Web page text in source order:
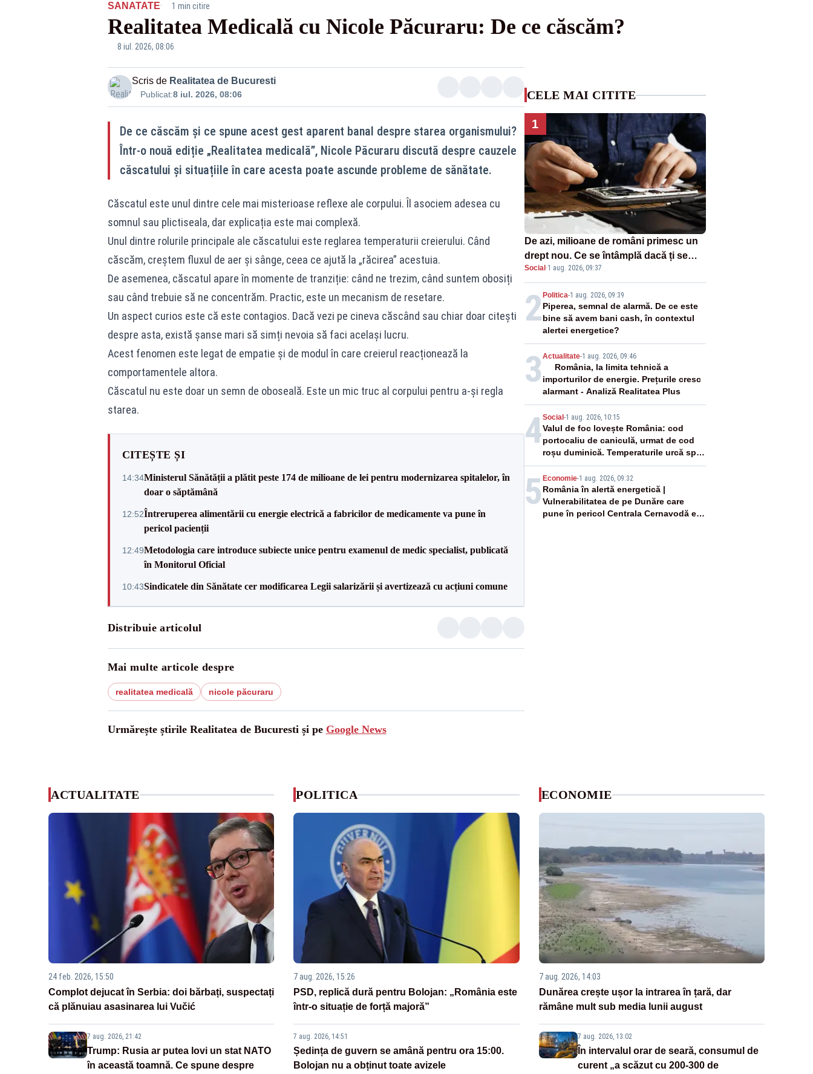
SANATATE· 1 min citire
Realitatea Medicală cu Nicole Păcuraru: De ce căscăm?
8 iul. 2026, 08:06
Scris de Realitatea de Bucuresti
Publicat:8 iul. 2026, 08:06
De ce căscăm și ce spune acest gest aparent banal despre starea organismului?
Într-o nouă ediție „Realitatea medicală”, Nicole Păcuraru discută despre cauzele
căscatului și situațiile în care acesta poate ascunde probleme de sănătate.
Căscatul este unul dintre cele mai misterioase reflexe ale corpului. Îl asociem adesea cu
somnul sau plictiseala, dar explicația este mai complexă.
Unul dintre rolurile principale ale căscatului este reglarea temperaturii creierului. Când
căscăm, creștem fluxul de aer și sânge, ceea ce ajută la „răcirea” acestuia.
De asemenea, căscatul apare în momente de tranziție: când ne trezim, când suntem obosiți
sau când trebuie să ne concentrăm. Practic, este un mecanism de resetare.
Un aspect curios este că este contagios. Dacă vezi pe cineva căscând sau chiar doar citești
despre asta, există șanse mari să simți nevoia să faci același lucru.
Acest fenomen este legat de empatie și de modul în care creierul reacționează la
comportamentele altora.
Căscatul nu este doar un semn de oboseală. Este un mic truc al corpului pentru a-și regla
starea.
CITEȘTE ȘI
14:34Ministerul Sănătății a plătit peste 174 de milioane de lei pentru modernizarea spitalelor, în
doar o săptămână
12:52Întreruperea alimentării cu energie electrică a fabricilor de medicamente va pune în
pericol pacienții
12:49Metodologia care introduce subiecte unice pentru examenul de medic specialist, publicată
în Monitorul Oficial
10:43Sindicatele din Sănătate cer modificarea Legii salarizării și avertizează cu acțiuni comune
Distribuie articolul
Mai multe articole despre
realitatea medicală nicole păcuraru
Urmărește știrile Realitatea de Bucuresti și pe Google News
CELE MAI CITITE
1
De azi, milioane de români primesc un
drept nou. Ce se întâmplă dacă ți se
strică un produs
Social ·1 aug. 2026, 09:37
2 Politica-1 aug. 2026, 09:39
Piperea, semnal de alarmă. De ce este
bine să avem bani cash, în contextul
alertei energetice?
3 Actualitate-1 aug. 2026, 09:46
România, la limita tehnică a
importurilor de energie. Prețurile cresc
alarmant - Analiză Realitatea Plus
4Social -1 aug. 2026, 10:15
Valul de foc lovește România: cod
portocaliu de caniculă, urmat de cod
roșu duminică. Temperaturile urcă spre
40°C
5 Economie-1 aug. 2026, 09:32
România în alertă energetică |
Vulnerabilitatea de pe Dunăre care
pune în pericol Centrala Cernavodă era
ACTUALITATE
24 feb. 2026, 15:50
Complot dejucat în Serbia: doi bărbați, suspectați
că plănuiau asasinarea lui Vučić
7 aug. 2026, 21:42
Trump: Rusia ar putea lovi un stat NATO
în această toamnă. Ce spune despre
POLITICA
7 aug. 2026, 15:26
PSD, replică dură pentru Bolojan: „România este
într-o situație de forță majoră”
7 aug. 2026, 14:51
Ședința de guvern se amână pentru ora 15:00.
Bolojan nu a obținut toate avizele
ECONOMIE
7 aug. 2026, 14:03
Dunărea crește ușor la intrarea în țară, dar
rămâne mult sub media lunii august
7 aug. 2026, 13:02
În intervalul orar de seară, consumul de
curent „a scăzut cu 200-300 de